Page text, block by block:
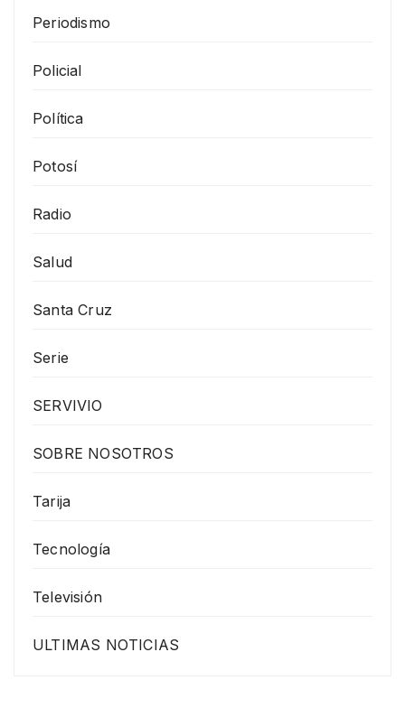
Periodismo
Policial
Política
Potosí
Radio
Salud
Santa Cruz
Serie
SERVIVIO
SOBRE NOSOTROS
Tarija
Tecnología
Televisión
ULTIMAS NOTICIAS